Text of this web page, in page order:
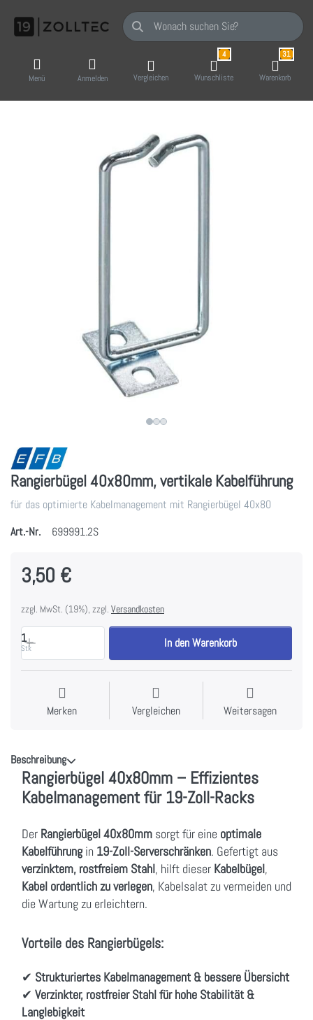
Geben Sie einen Suchbegriff ein. Während
Menü Anmelden Vergleichen
4
Wunschliste
31
Warenkorb
Rangierbügel 40x80mm, vertikale Kabelführung
für das optimierte Kabelmanagement mit Rangierbügel 40x80
Art.-Nr.
699991.2S
3,50 €
zzgl. MwSt. (19%), zzgl. Versandkosten
1
Stk In den Warenkorb
Merken Vergleichen Weitersagen
Beschreibung
Rangierbügel 40x80mm – Effizientes
Kabelmanagement für 19-Zoll-Racks
Der Rangierbügel 40x80mm sorgt für eine optimale
Kabelführung in 19-Zoll-Serverschränken. Gefertigt aus
verzinktem, rostfreiem Stahl, hilft dieser Kabelbügel,
Kabel ordentlich zu verlegen, Kabelsalat zu vermeiden und
die Wartung zu erleichtern.
Vorteile des Rangierbügels:
✔ Strukturiertes Kabelmanagement & bessere Übersicht
✔ Verzinkter, rostfreier Stahl für hohe Stabilität &
Langlebigkeit